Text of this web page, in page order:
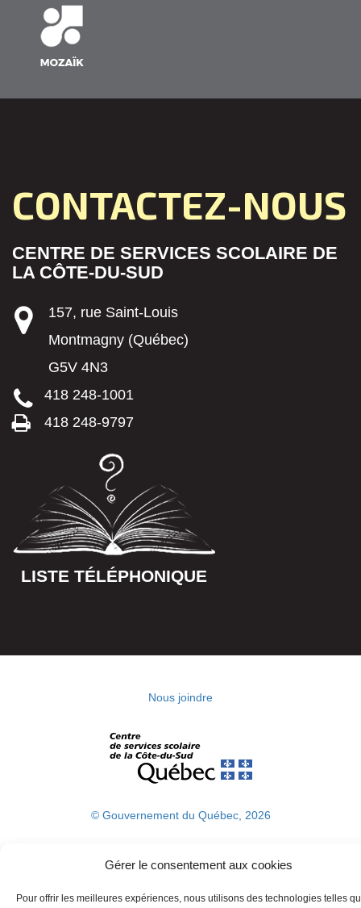
Gérer le consentement aux cookies
Pour offrir les meilleures expériences, nous utilisons des technologies telles
CONTACTEZ-NOUS
CENTRE DE SERVICES SCOLAIRE DE
LA CÔTE-DU-SUD
157, rue Saint-Louis
Montmagny (Québec)
G5V 4N3
418 248-1001
418 248-9797
LISTE TÉLÉPHONIQUE
Nous joindre
© Gouvernement du Québec, 2026